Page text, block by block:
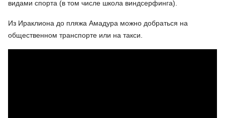
видами спорта (в том числе школа виндсерфинга).
Из Ираклиона до пляжа Амадура можно добраться на
общественном транспорте или на такси.